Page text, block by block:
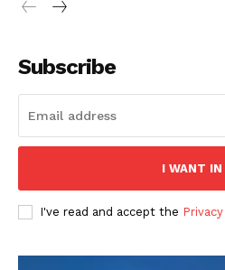
Subscribe
I WANT IN
I've read and accept the